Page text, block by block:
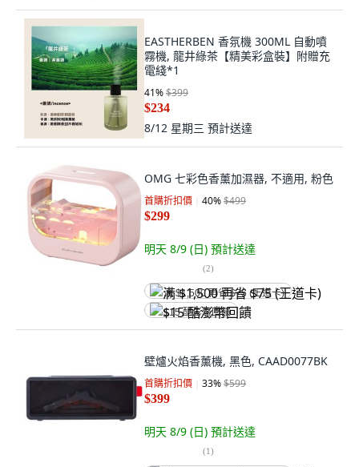
EASTHERBEN 香氛機 300ML 自動噴
霧機, 龍井綠茶【精美彩盒裝】附贈充
電綫*1
41%$399
$234
8/12 星期三 預計送達
OMG 七彩色香薰加濕器, 不適用, 粉色
首購折扣價 40%$499
$299
明天 8/9 (日) 預計送達
(2)
满 $1,500 再省 $75 (王道卡)
$15 酷澎幣回饋
壁爐火焰香薰機, 黑色, CAAD0077BK
首購折扣價 33%$599
$399
明天 8/9 (日) 預計送達
(1)